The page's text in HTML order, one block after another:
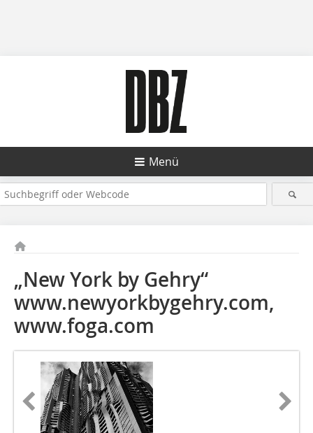
Menü
„New York by Gehry“
www.newyorkbygehry.com,
www.foga.com